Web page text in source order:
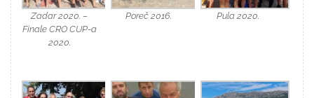
Zadar 2020. –
Finale CRO CUP-a
2020.
Poreč 2016. Pula 2020.